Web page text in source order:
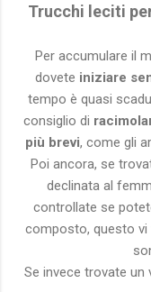
Trucchi leciti
Per accumulare il
dovete iniziare
tempo è quasi
consiglio di
più brevi, come gli
Poi ancora, se
declinata al
controllate se
composto, questo vi
Se invece trovate un